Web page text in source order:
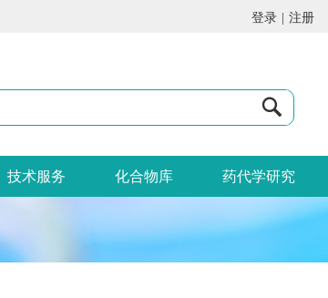
登录 注册
技术服务 化合物库 药代学研究